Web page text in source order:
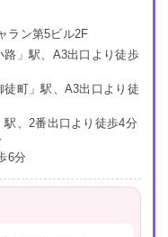
ラン第5ビル2F
路」駅、A3出口より徒歩
町」駅、A3出口より徒
、2番出口より徒歩4分
6分